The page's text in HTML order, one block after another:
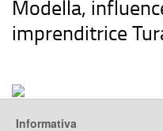
Modella,
imprenditrice
Informativa